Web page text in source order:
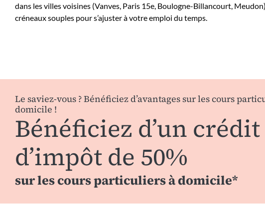
dans les villes voisines (Vanves, Paris 15e, Boulogne-Billancourt,
créneaux souples pour s’ajuster à votre emploi du temps.
Le saviez-vous ? Bénéficiez d’avantages sur les cours
domicile !
Bénéficiez d’un crédit
d’impôt de 50%
sur les cours particuliers à domicile*